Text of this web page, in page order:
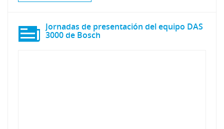
Jornadas de presentación del equipo DAS
3000 de Bosch